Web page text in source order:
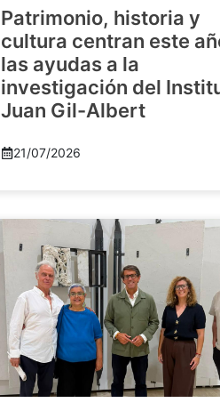
Patrimonio, historia y
cultura centran este
las ayudas a la
investigación del
Juan Gil-Albert
21/07/2026